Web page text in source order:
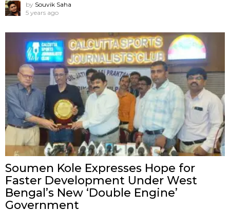
by Souvik Saha
5 years ago
Soumen Kole Expresses Hope for
Faster Development Under West
Bengal’s New ‘Double Engine’
Government